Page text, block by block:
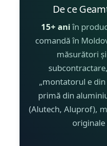
De ce
15+ aniîn
comandă în
măsurători
„montatorul e
primă din
(Alutech, Aluprof),